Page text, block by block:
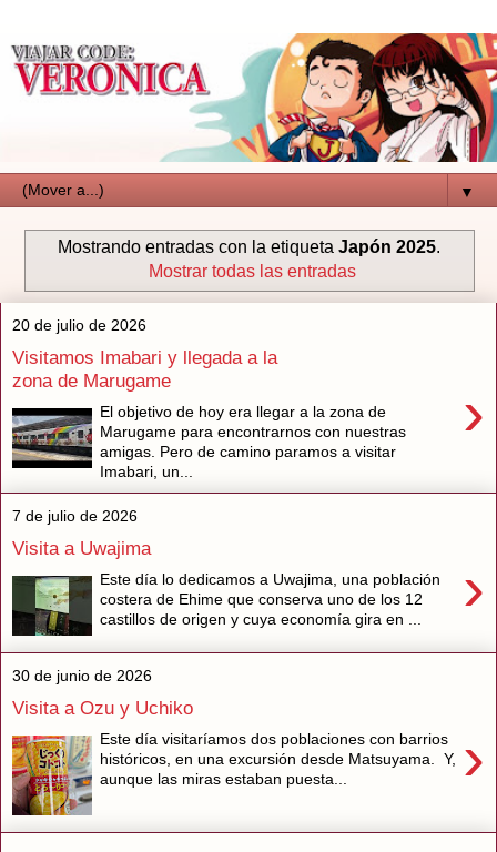
▼
Mostrando entradas con la etiqueta Japón 2025.
Mostrar todas las entradas
20 de julio de 2026
Visitamos Imabari y llegada a la
zona de Marugame
›
El objetivo de hoy era llegar a la zona de
Marugame para encontrarnos con nuestras
amigas. Pero de camino paramos a visitar
Imabari, un...
7 de julio de 2026
Visita a Uwajima
›
Este día lo dedicamos a Uwajima, una población
costera de Ehime que conserva uno de los 12
castillos de origen y cuya economía gira en ...
30 de junio de 2026
Visita a Ozu y Uchiko
›
Este día visitaríamos dos poblaciones con barrios
históricos, en una excursión desde Matsuyama. Y,
aunque las miras estaban puesta...